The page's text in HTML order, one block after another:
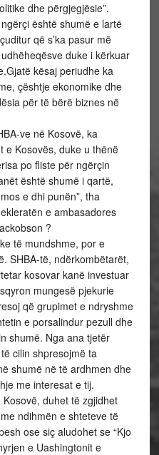
dhe përgjegjësie”.
është shumë e lartë
që s’ka pasur më
duke i kërkuar
kësaj periudhe ka
çështje ekonomike dhe
për të bërë biznes në
ve në Kosovë, ka
e Kosovës, duke u thënë
po fliste për ngërçin
është shumë i qartë,
e dhi punën”, tha
e ambasadores
?
të mundshme, por e
SHBA-të, ndërkombëtarët,
kosovar kanë investuar
mungesë pjekurie
që grupimet e ndryshme
e porsalindur pezull dhe
shumë. Nga ana tjetër
cilin shpresojmë ta
shumë në të ardhmen dhe
me interesat e tij.
duhet të zgjidhet
ndihmën e shteteve të
ose siç aludohet se “Kjo
e Uashingtonit e